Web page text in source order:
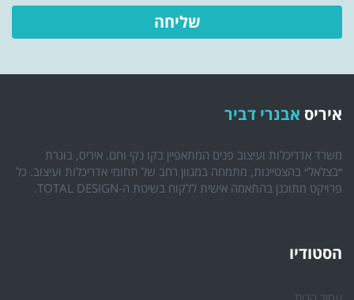
איריס אבנרי דביר
משרד אדריכלות ועיצוב פנים המתאפיין בקו נקי וחם. איריס, בוגרת
״בצלאל״ בהצטיינות, מתמחה במגוון רחב של תחומי אדריכלות ועיצוב. כל
פרויקט מתוכנן בהתאמה אישית ללקוח בשיטת ה-TOTAL DESIGN.
הסטודיו